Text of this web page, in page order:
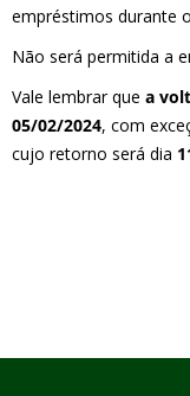
empréstimos durante
Não será permitida a
Vale lembrar que a
05/02/2024, com
cujo retorno será dia